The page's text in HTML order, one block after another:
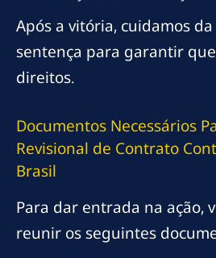
Após a vitória, cuidamos
sentença para garantir
direitos.
Documentos Necessários
Revisional de Contrato
Brasil
Para dar entrada na ação,
reunir os seguintes